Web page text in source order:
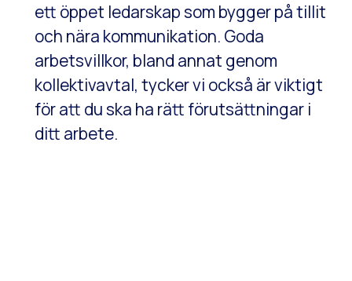
ett öppet ledarskap som bygger på tillit
och nära kommunikation. Goda
arbetsvillkor, bland annat genom
kollektivavtal, tycker vi också är viktigt
för att du ska ha rätt förutsättningar i
ditt arbete.